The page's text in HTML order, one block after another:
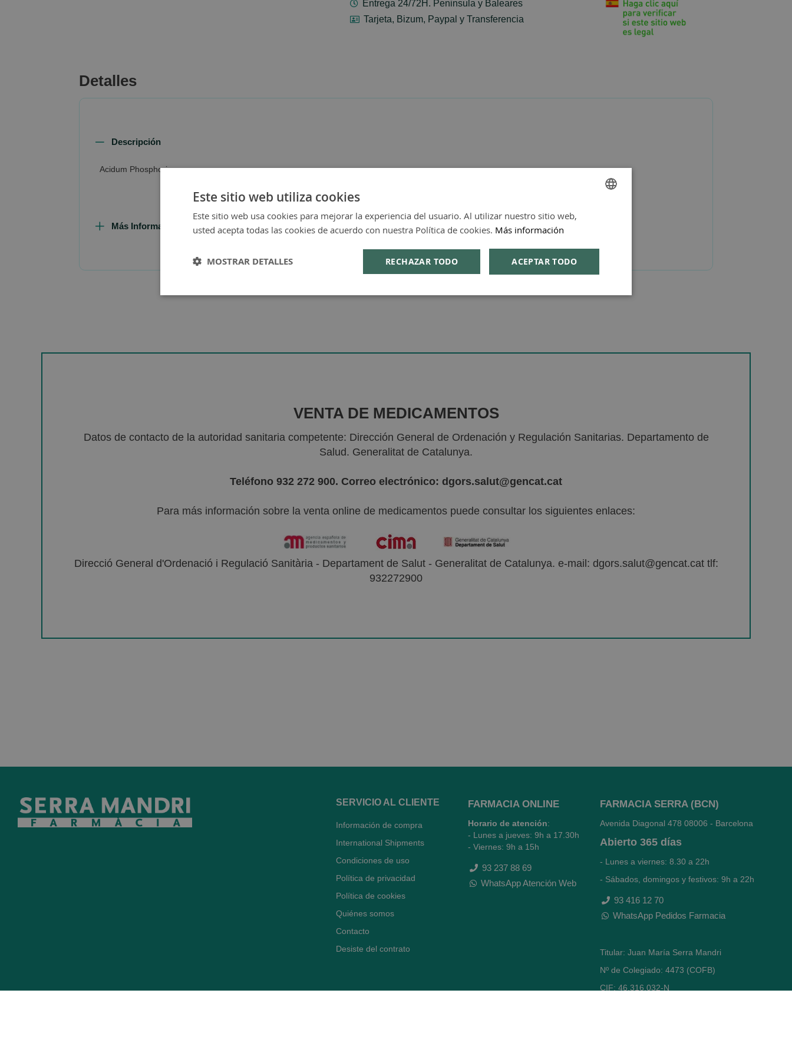
Entrega 24/72H. Peninsula y Baleares
Tarjeta, Bizum, Paypal y Transferencia
Detalles
Descripción
Acidum Phosphoricum
Más Información
VENTA DE MEDICAMENTOS
Datos de contacto de la autoridad sanitaria competente: Dirección General de Ordenación y Regulación Sanitarias. Departamento de
Salud. Generalitat de Catalunya.
Teléfono 932 272 900. Correo electrónico: dgors.salut@gencat.cat
Para más información sobre la venta online de medicamentos puede consultar los siguientes enlaces:
Direcció General d'Ordenació i Regulació Sanitària - Departament de Salut - Generalitat de Catalunya. e-mail: dgors.salut@gencat.cat tlf:
932272900
SERVICIO AL CLIENTE
Información de compra
International Shipments
Condiciones de uso
Política de privacidad
Política de cookies
Quiénes somos
Contacto
Desiste del contrato
FARMACIA ONLINE
Horario de atención:
- Lunes a jueves: 9h a 17.30h
- Viernes: 9h a 15h
93 237 88 69
WhatsApp Atención Web
FARMACIA SERRA (BCN)
Avenida Diagonal 478 08006 - Barcelona
Abierto 365 días
- Lunes a viernes: 8.30 a 22h
- Sábados, domingos y festivos: 9h a 22h
93 416 12 70
WhatsApp Pedidos Farmacia
Titular: Juan María Serra Mandri
Nº de Colegiado: 4473 (COFB)
CIF: 46.316.032-N
Este sitio web utiliza cookies
Este sitio web usa cookies para mejorar la experiencia del usuario. Al utilizar nuestro sitio web,
usted acepta todas las cookies de acuerdo con nuestra Política de cookies. Más información
ACEPTAR TODO
RECHAZAR TODO
MOSTRAR DETALLES